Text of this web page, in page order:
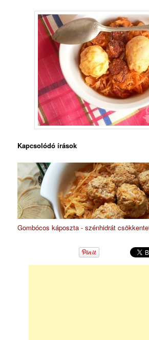
Kapcsolódó írások
Gombócos káposzta - szénhidrát